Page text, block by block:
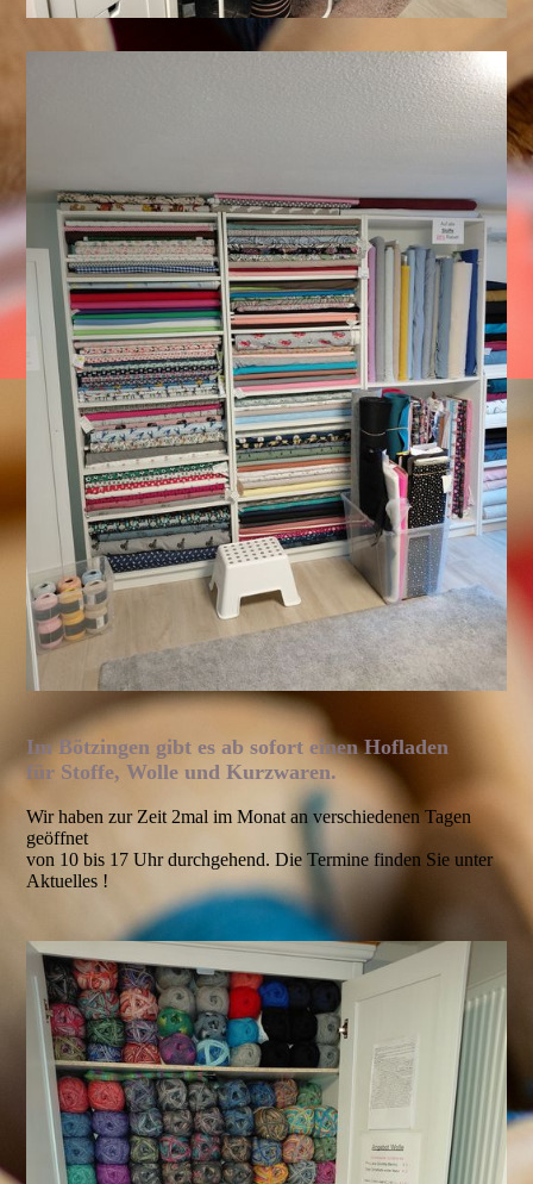
Im Bötzingen gibt es ab sofort einen Hofladen
für Stoffe, Wolle und Kurzwaren.
Wir haben zur Zeit 2mal im Monat an verschiedenen Tagen
geöffnet
von 10 bis 17 Uhr durchgehend. Die Termine finden Sie unter
Aktuelles !